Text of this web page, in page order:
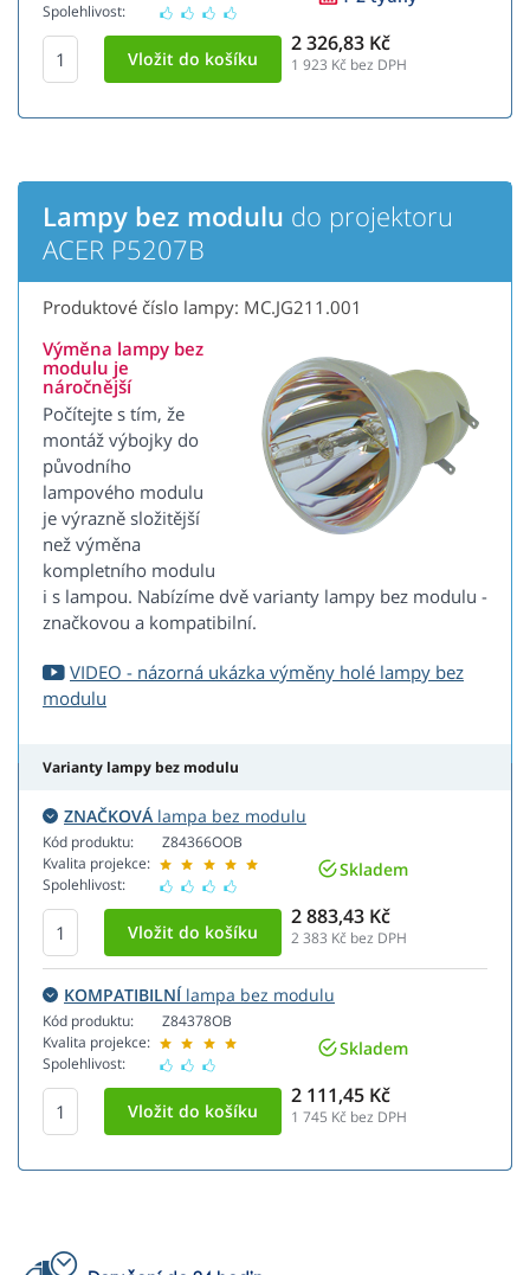
Spolehlivost:
2 326,83 Kč
1 923 Kč bez DPH
Lampy bez modulu do projektoru
ACER P5207B
Produktové číslo lampy: MC.JG211.001
Výměna lampy bez
modulu je
náročnější
Počítejte s tím, že
montáž výbojky do
původního
lampového modulu
je výrazně složitější
než výměna
kompletního modulu
i s lampou. Nabízíme dvě varianty lampy bez modulu -
značkovou a kompatibilní.
VIDEO - názorná ukázka výměny holé lampy bez
modulu
Varianty lampy bez modulu
ZNAČKOVÁ lampa bez modulu
Kód produktu:
Kvalita projekce:
Spolehlivost:
Z84366OOB
Skladem
2 883,43 Kč
2 383 Kč bez DPH
KOMPATIBILNÍlampa bez modulu
Kód produktu:
Kvalita projekce:
Spolehlivost:
Z84378OB
Skladem
2 111,45 Kč
1 745 Kč bez DPH